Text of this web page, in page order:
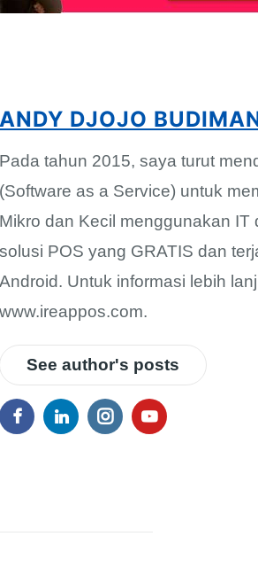
ANDY DJOJO
Pada tahun 2015, saya turut
(Software as a Service) untuk
Mikro dan Kecil menggunakan IT
solusi POS yang GRATIS dan
Android. Untuk informasi lebih
www.ireappos.com.
See author's posts